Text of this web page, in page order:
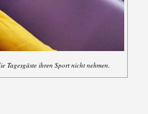
Tagesgäste ihren Sport nicht nehmen.